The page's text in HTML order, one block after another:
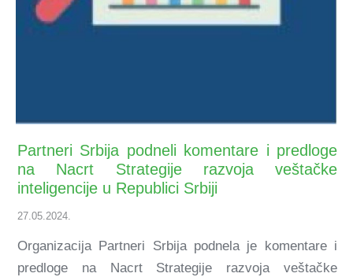
Partneri Srbija podneli komentare i predloge
na Nacrt Strategije razvoja veštačke
inteligencije u Republici Srbiji
27.05.2024.
Organizacija Partneri Srbija podnela je komentare i
predloge na Nacrt Strategije razvoja veštačke